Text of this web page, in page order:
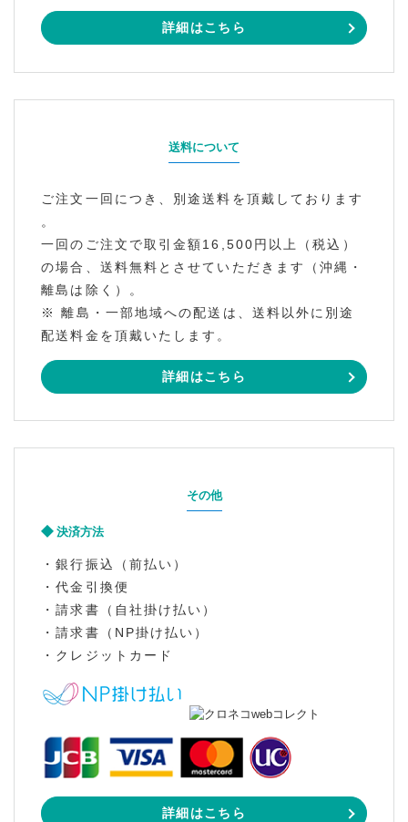
詳細はこちら
送料について
ご注文一回につき、別途送料を頂戴しております
。
一回のご注文で取引金額16,500円以上（税込）
の場合、送料無料とさせていただきます（沖縄・
離島は除く）。
※ 離島・一部地域への配送は、送料以外に別途
配送料金を頂戴いたします。
詳細はこちら
その他
決済方法
・銀行振込（前払い）
・代金引換便
・請求書（自社掛け払い）
・請求書（NP掛け払い）
・クレジットカード
詳細はこちら